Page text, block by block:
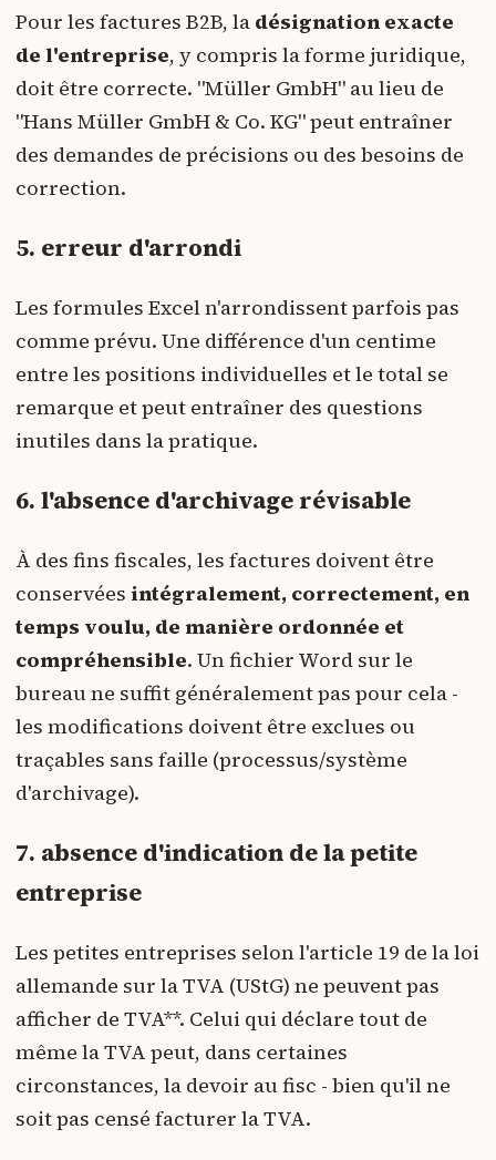
Pour les factures B2B, la désignation exacte
de l'entreprise, y compris la forme juridique,
doit être correcte. "Müller GmbH" au lieu de
"Hans Müller GmbH & Co. KG" peut entraîner
des demandes de précisions ou des besoins de
correction.
5. erreur d'arrondi
Les formules Excel n'arrondissent parfois pas
comme prévu. Une différence d'un centime
entre les positions individuelles et le total se
remarque et peut entraîner des questions
inutiles dans la pratique.
6. l'absence d'archivage révisable
À des fins fiscales, les factures doivent être
conservées intégralement, correctement, en
temps voulu, de manière ordonnée et
compréhensible. Un fichier Word sur le
bureau ne suffit généralement pas pour cela -
les modifications doivent être exclues ou
traçables sans faille (processus/système
d'archivage).
7. absence d'indication de la petite
entreprise
Les petites entreprises selon l'article 19 de la loi
allemande sur la TVA (UStG) ne peuvent pas
afficher de TVA**. Celui qui déclare tout de
même la TVA peut, dans certaines
circonstances, la devoir au fisc - bien qu'il ne
soit pas censé facturer la TVA.